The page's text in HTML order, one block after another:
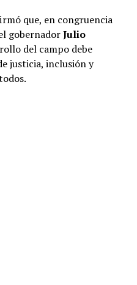
que, en congruencia
gobernadorJulio
del campo debe
justicia, inclusión y